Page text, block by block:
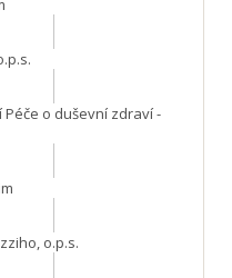
o duševní zdraví -
o.p.s.